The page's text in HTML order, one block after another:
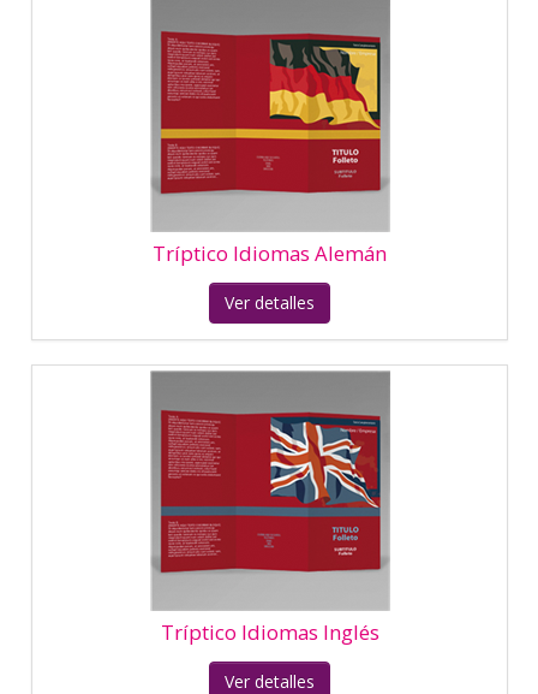
Ver detalles
Tríptico Idiomas Inglés
Ver detalles
Tríptico Informática Placa